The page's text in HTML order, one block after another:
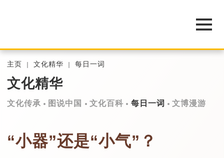
主页 文化精华 每日一词
文化精华
文化传承 图说中国 文化百科 每日一词 文博漫游
“小器”还是“小气”？